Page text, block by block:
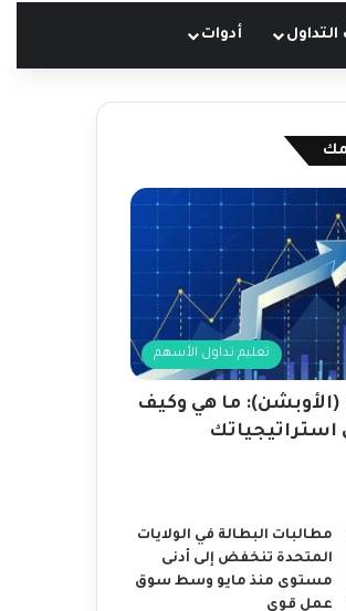
أدوات
تعليم تداول الأسهم
(الأوبشن): ما هي وكيف
مطالبات البطالة في الولايات
المتحدة تنخفض إلى أدنى
مستوى منذ مايو وسط سوق
عمل قوي